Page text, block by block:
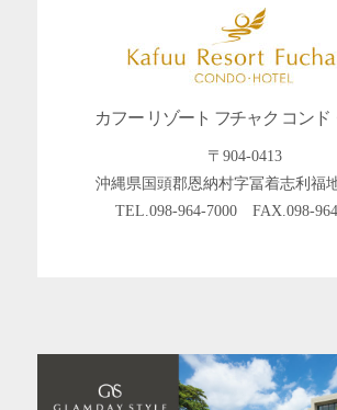
カフー リゾート フチャク コンド
〒904-0413
沖縄県国頭郡恩納村字冨着志利福
TEL.098-964-7000FAX.098-